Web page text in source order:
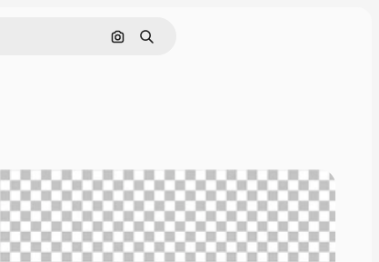
画像で検索
検索